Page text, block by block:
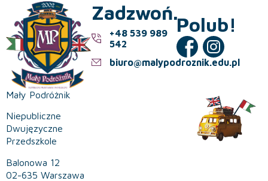
Mały Podróżnik
Niepubliczne
Dwujęzyczne
Przedszkole
Balonowa 12
02-635 Warszawa
Zadzwoń.
+48 539 989
542
biuro@malypodroznik.edu.pl
Polub!